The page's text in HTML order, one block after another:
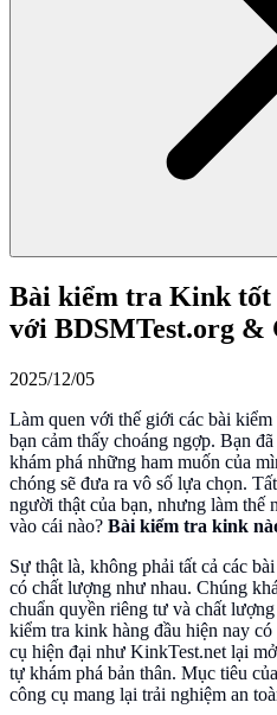
Bài kiểm tra Kink tốt
với BDSMTest.org &
2025/12/05
Làm quen với thế giới các bài
bạn cảm thấy choáng ngợp. Bạn
khám phá những ham muốn của
chóng sẽ đưa ra vô số lựa chọn.
người thật của bạn, nhưng làm thế
vào cái nào? Bài kiểm tra kink
Sự thật là, không phải tất cả các
có chất lượng như nhau. Chúng
chuẩn quyền riêng tư và chất
kiểm tra kink hàng đầu hiện nay
cụ hiện đại như KinkTest.net lại
tự khám phá bản thân. Mục tiêu
công cụ mang lại trải nghiệm an